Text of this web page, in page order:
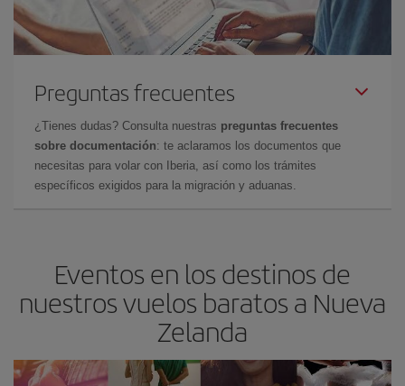
Preguntas frecuentes
¿Tienes dudas? Consulta nuestras preguntas frecuentes
sobre documentación: te aclaramos los documentos que
necesitas para volar con Iberia, así como los trámites
específicos exigidos para la migración y aduanas.
Eventos en los destinos de
nuestros vuelos baratos a Nueva
Zelanda